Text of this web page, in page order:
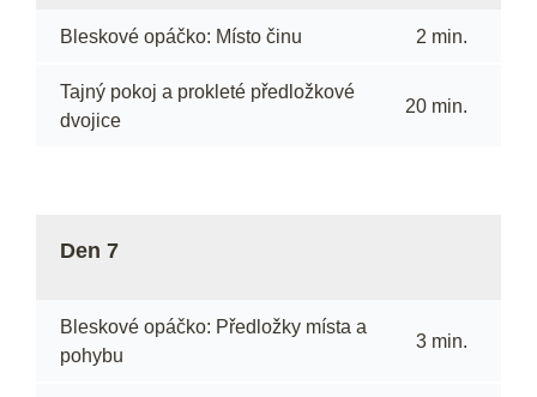
Bleskové opáčko: Místo činu 2 min.
Tajný pokoj a prokleté předložkové
dvojice
20 min.
Den 7
Bleskové opáčko: Předložky místa a
pohybu
3 min.